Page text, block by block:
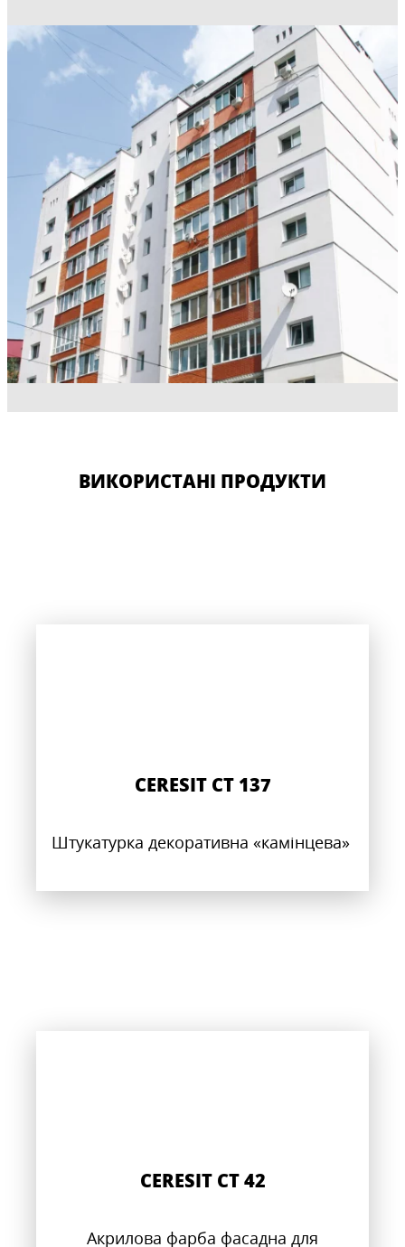
ВИКОРИСТАНІ ПРОДУКТИ
CERESIT CT 137
Штукатурка декоративна «камінцева»
CERESIT CT 42
Акрилова фарба фасадна для